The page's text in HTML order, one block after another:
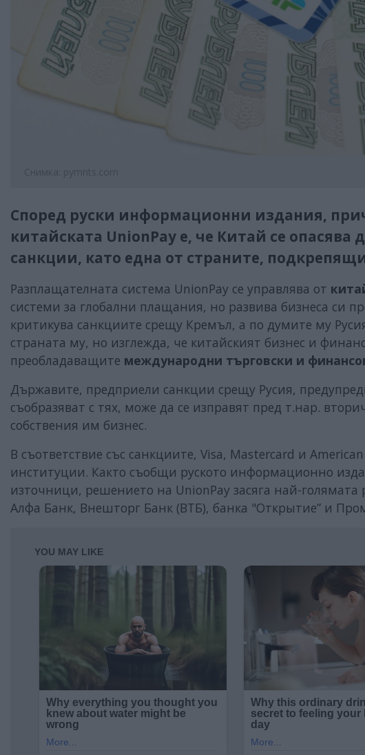
Снимка: pymnts.com
Според руски информационни издания,
китайската UnionPay е, че Китай се опасява
санкции, като една от страните,
Разплащателната система UnionPay се управлява от
системи за глобални плащания, но развива бизнеса си
критикува санкциите срещу Кремъл, а по думите му
страната му, но изглежда, че китайският бизнес и
преобладаващите международни търговски и
Държавите, предприели санкции срещу Русия,
съобразяват с тях, може да се изправят пред т.нар.
собствения им бизнес.
В съответствие със санкциите, Visa, Mastercard и
институции. Както съобщи руското информационно
източници, решението на UnionPay засяга най-голямата
Алфа Банк, Внешторг Банк (ВТБ), банка "Открытие” и